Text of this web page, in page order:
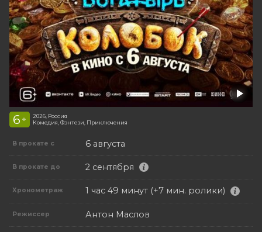
6 +
2026, Россия
Комедия, Фэнтези, Приключения
В прокате с 6 августа
В прокате до 2 сентября
Хронометраж 1 час 49 минут (+7 мин. ролики)
Режиссер Антон Маслов